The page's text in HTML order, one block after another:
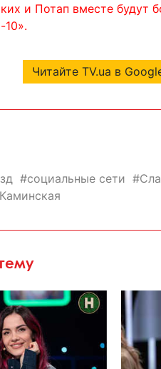
и Потап вместе будут
10».
Читайте TV.ua в
социальные сети